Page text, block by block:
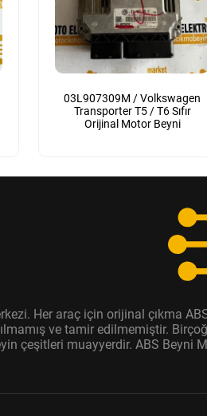
03L907309M / Volkswagen
Transporter T5 / T6 Sıfır
Orijinal Motor Beyni
Her araç için orijinal çıkma
ve tamir edilmemiştir.
çeşitleri muayyerdir. ABS Beyni